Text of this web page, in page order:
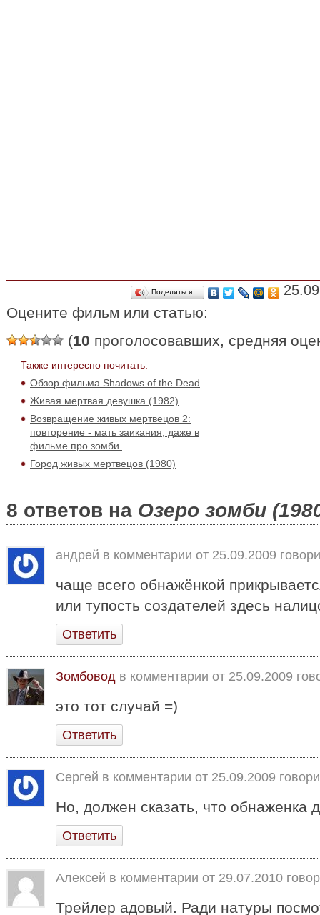
Поделиться…
Оцените фильм или статью:
(10 проголосовавших, средняя
Также интересно почитать:
Обзор фильма Shadows of the Dead
Живая мертвая девушка (1982)
Возвращение живых мертвецов 2:
повторение - мать заикания, даже в
фильме про зомби.
Город живых мертвецов (1980)
8 ответов на Озеро зомби
андрей в комментарии от 25.09.2009
чаще всего обнажёнкой
или тупость создателей здесь
Ответить
Зомбовод в комментарии от 25.09.2009
это тот случай =)
Ответить
Сергей в комментарии от 25.09.2009
Но, должен сказать, что обнаженка
Ответить
Алексей в комментарии от 29.07.2010
Трейлер адовый. Ради натуры